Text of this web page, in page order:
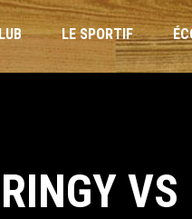
LE SPORTIF
VS